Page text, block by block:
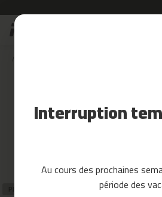
Interruption
Au cours des prochaines
période des
Allez
auSoldes
Pilates
course
Accueil